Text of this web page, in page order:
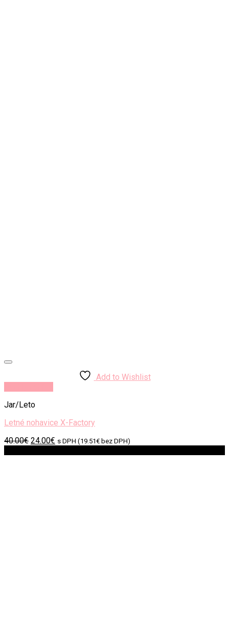
Add to Wishlist
Jar/Leto
Letné nohavice X-Factory
40.00€ Original
24.00€ Current
s DPH (19.51€ bez DPH)